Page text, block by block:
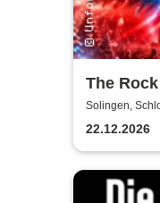
The
Schloss
Solingen,
22.12.2026